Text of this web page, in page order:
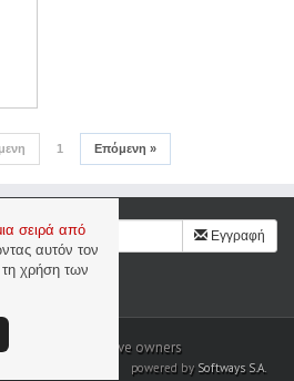
1 Επόμενη »
Εγγραφή
of their respective owners
powered by Softways S.A.
σειρά από
αυτόν τον
τη χρήση των